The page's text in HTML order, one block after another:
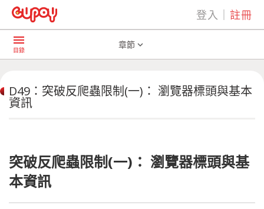
登入 ｜註冊
AI共學社群play_arrow D49：突破反爬蟲限制(一)： 瀏覽器標頭與基本資訊
menu
目錄
章節 expand_more
D49：突破反爬蟲限制(一)： 瀏覽器標頭與基本
資訊
突破反爬蟲限制(一)： 瀏覽器標頭與基
本資訊